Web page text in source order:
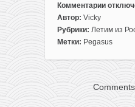
Комментарии
к
записи
Начало
Готовый
отдых
Автор: Vicky
Рубрики: Летим из
Метки: Pegasus